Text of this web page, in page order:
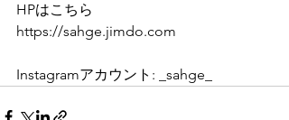
HPはこちら
https://sahge.jimdo.com
Instagramアカウント: _sahge_